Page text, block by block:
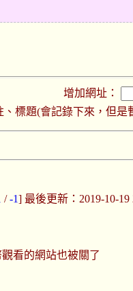
增加網址：
、標題(會記錄下來，但是
/-1] 最後更新：2019-10-19
看的網站也被關了